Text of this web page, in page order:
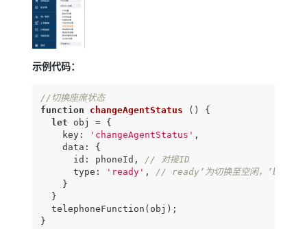
示例代码：
//切换座席状态
function
changeAgentStatus ( ) {
let obj = {
key : 'changeAgentStatus' ,
data : {
id : phoneId,
// 对接ID
      type:
'ready' ,
// ready’为切换至空闲，’busy’
    }
  }
  telephoneFunction(obj);
}